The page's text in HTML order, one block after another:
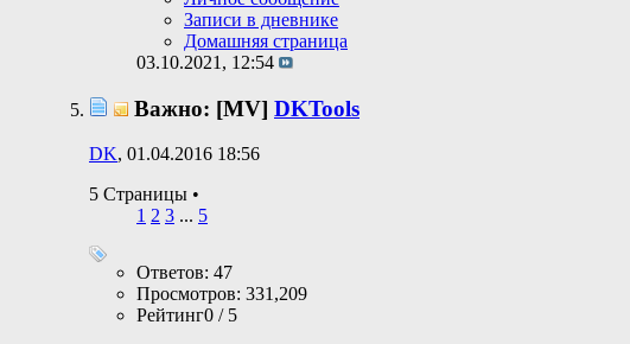
Записи в дневнике
Домашняя страница
03.10.2021, 12:54
Важно: [MV] DKTools
DK, 01.04.2016 18:56
5 Страницы •
1 2 3 ... 5
Ответов: 47
Просмотров: 331,209
Рейтинг0 / 5